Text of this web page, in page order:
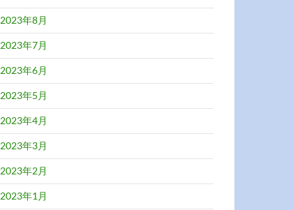
2023年8月
2023年7月
2023年6月
2023年5月
2023年4月
2023年3月
2023年2月
2023年1月